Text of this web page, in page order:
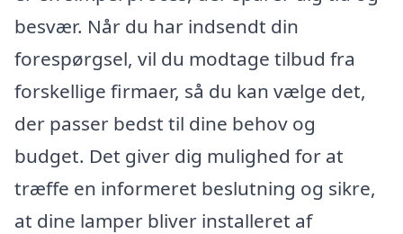
besvær. Når du har indsendt din
forespørgsel, vil du modtage tilbud fra
forskellige firmaer, så du kan vælge det,
der passer bedst til dine behov og
budget. Det giver dig mulighed for at
træffe en informeret beslutning og sikre,
at dine lamper bliver installeret af